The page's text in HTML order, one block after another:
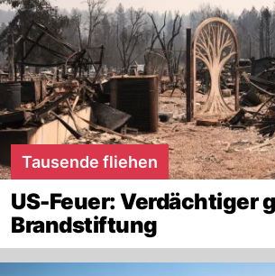
Tausende fliehen
US-Feuer: Verdächtiger
Brandstiftung